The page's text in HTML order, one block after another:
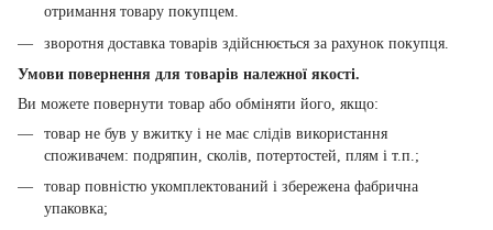
отримання товару покупцем.
зворотня доставка товарів здійснюється за рахунок покупця.
Умови повернення для товарів належної якості.
Ви можете повернути товар або обміняти його, якщо:
товар не був у вжитку і не має слідів використання
споживачем: подряпин, сколів, потертостей, плям і т.п.;
товар повністю укомплектований і збережена фабрична
упаковка;